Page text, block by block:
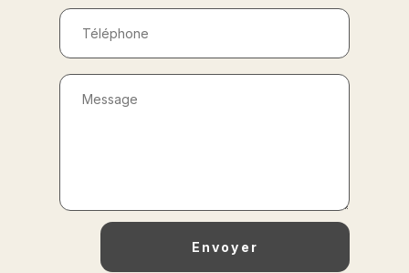
Envoyer